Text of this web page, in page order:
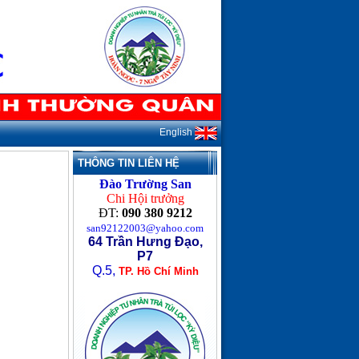
English
THÔNG TIN LIÊN HỆ
Đào Trường San
Chi Hội trưởng
ĐT: 090 380 9212
san92122003@yahoo.com
64 Trần Hưng Đạo,
P7
Q.5, TP. Hồ Chí Minh